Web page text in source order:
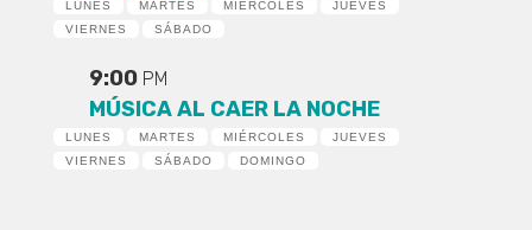
LUNES MARTES MIÉRCOLES
JUEVES
VIERNES
SÁBADO
9:00 PM
MÚSICA AL CAER LA NOCHE
LUNES MARTES MIÉRCOLES
JUEVES
VIERNES
SÁBADO DOMINGO